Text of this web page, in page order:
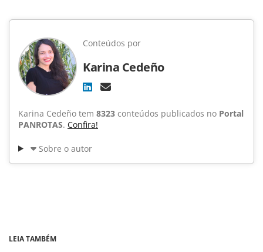
Conteúdos por
Karina Cedeño
Karina Cedeño tem 8323 conteúdos publicados no Portal
PANROTAS. Confira!
Sobre o autor
LEIA TAMBÉM